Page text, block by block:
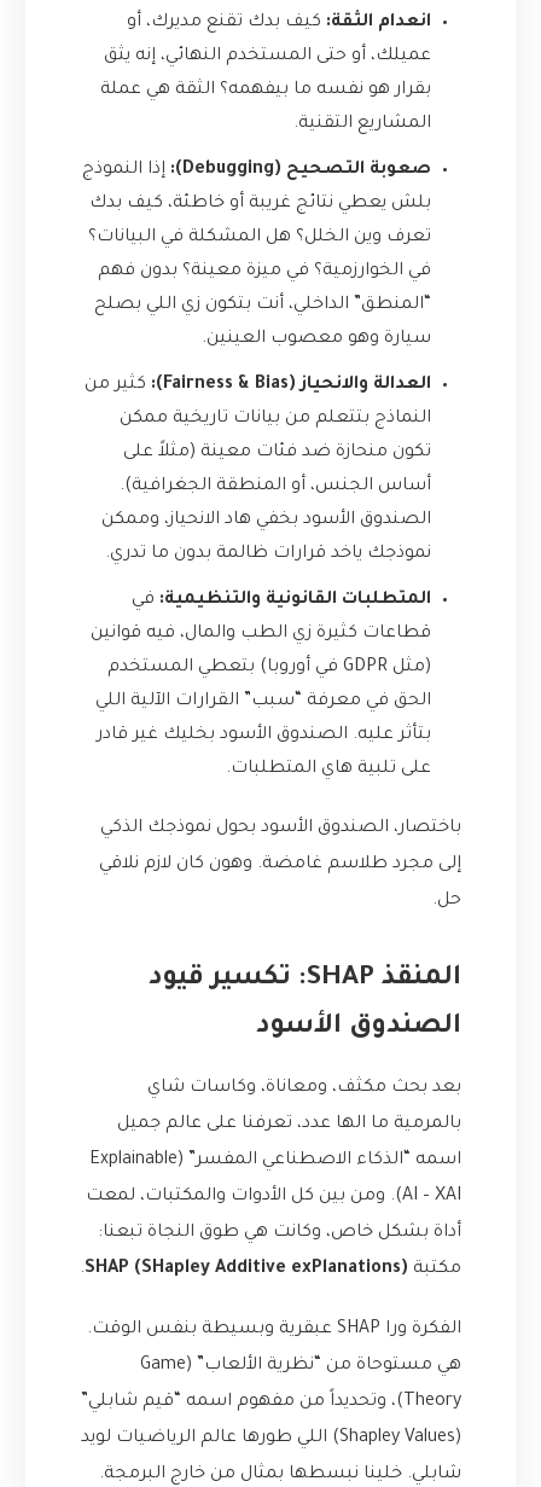
انعدام الثقة: كيف بدك تقنع مديرك، أو
عميلك، أو حتى المستخدم النهائي، إنه يثق
بقرار هو نفسه ما بيفهمه؟ الثقة هي عملة
المشاريع التقنية.
صعوبة التصحيح (Debugging):
إذا النموذج
بلش يعطي نتائج غريبة أو خاطئة، كيف بدك
تعرف وين الخلل؟ هل المشكلة في البيانات؟
في الخوارزمية؟ في ميزة معينة؟ بدون فهم
“المنطق” الداخلي، أنت بتكون زي اللي بصلح
سيارة وهو معصوب العينين.
العدالة والانحياز (Fairness & Bias):
كثير من
النماذج بتتعلم من بيانات تاريخية ممكن
تكون منحازة ضد فئات معينة (مثلاً على
أساس الجنس، أو المنطقة الجغرافية).
الصندوق الأسود بخفي هاد الانحياز، وممكن
نموذجك ياخد قرارات ظالمة بدون ما تدري.
المتطلبات القانونية والتنظيمية: في
قطاعات كثيرة زي الطب والمال، فيه قوانين
(مثل GDPR في أوروبا) بتعطي المستخدم
الحق في معرفة “سبب” القرارات الآلية اللي
بتأثر عليه. الصندوق الأسود بخليك غير قادر
على تلبية هاي المتطلبات.
باختصار، الصندوق الأسود بحول نموذجك الذكي
إلى مجرد طلاسم غامضة. وهون كان لازم نلاقي
حل.
المنقذ SHAP: تكسير قيود
الصندوق الأسود
بعد بحث مكثف، ومعاناة، وكاسات شاي
بالمرمية ما الها عدد، تعرفنا على عالم جميل
اسمه “الذكاء الاصطناعي المفسر” (Explainable
AI – XAI). ومن بين كل الأدوات والمكتبات، لمعت
أداة بشكل خاص، وكانت هي طوق النجاة تبعنا:
مكتبة SHAP (SHapley Additive exPlanations)
.
الفكرة ورا SHAP عبقرية وبسيطة بنفس الوقت.
هي مستوحاة من “نظرية الألعاب” (Game
Theory)، وتحديداً من مفهوم اسمه “قيم شابلي”
(Shapley Values) اللي طورها عالم الرياضيات لويد
شابلي. خلينا نبسطها بمثال من خارج البرمجة.